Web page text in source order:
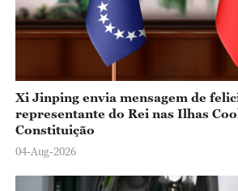
Xi Jinping envia mensagem de
representante do Rei nas Ilhas
Constituição
04-Aug-2026